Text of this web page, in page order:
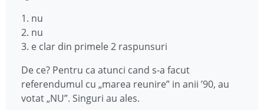
1. nu
2. nu
3. e clar din primele 2 raspunsuri
De ce? Pentru ca atunci cand s-a facut
referendumul cu „marea reunire” in anii ’90, au
votat „NU”. Singuri au ales.